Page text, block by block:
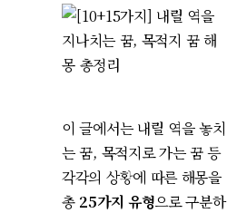
이 글에서는 내릴 역을 놓치
는 꿈, 목적지로 가는 꿈 등
각각의 상황에 따른 해몽을
총 25가지 유형으로 구분하